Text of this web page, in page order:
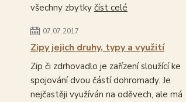
všechny zbytky číst celé
07.07.2017
Zipy jejich druhy, typy a využití
Zip či zdrhovadlo je zařízení sloužící ke
spojování dvou částí dohromady. Je
nejčastěji využíván na oděvech, ale má